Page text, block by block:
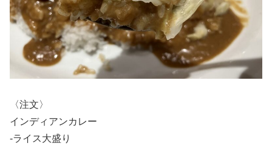
〈注文〉
インディアンカレー
-ライス大盛り